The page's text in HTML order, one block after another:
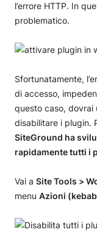
l’errore HTTP. In
problematico.
Sfortunatamente,
di accesso,
questo caso, dovrai
disabilitare i plugin.
SiteGround ha
rapidamente tutti i
Vai a Site Tools >
menu Azioni